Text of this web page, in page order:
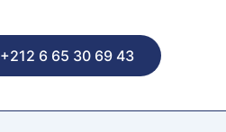
+212 6 65 30 69 43